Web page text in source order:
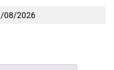
08/2026